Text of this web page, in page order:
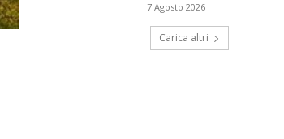
7 Agosto 2026
Carica altri